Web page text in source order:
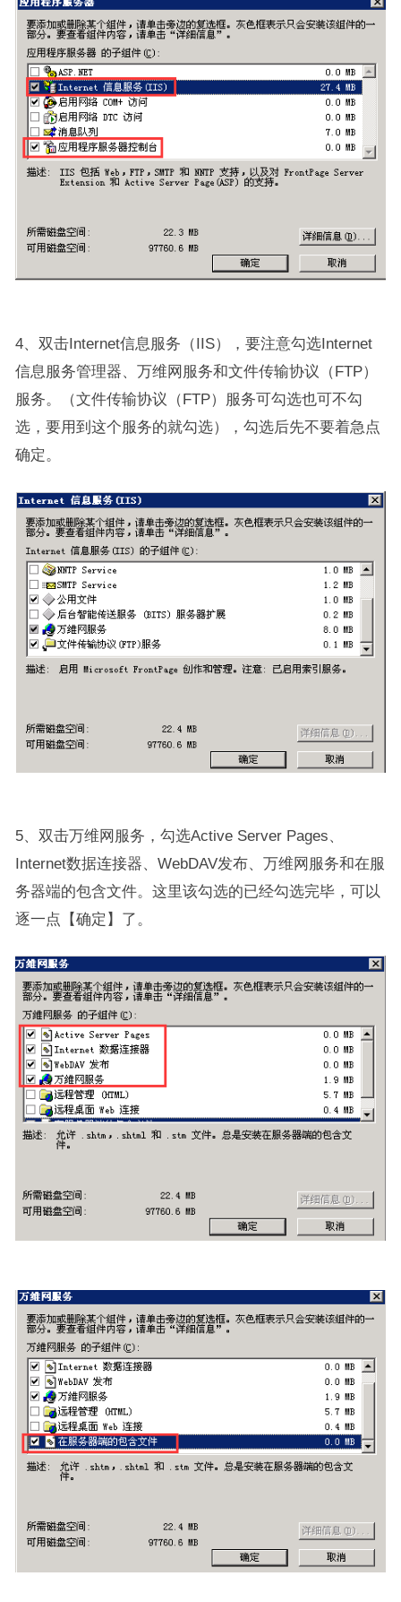
4、双击Internet信息服务（IIS），要注意勾选Internet
信息服务管理器、万维网服务和文件传输协议（FTP）
服务。（文件传输协议（FTP）服务可勾选也可不勾
选，要用到这个服务的就勾选），勾选后先不要着急点
确定。
5、双击万维网服务，勾选Active Server Pages、
Internet数据连接器、WebDAV发布、万维网服务和在服
务器端的包含文件。这里该勾选的已经勾选完毕，可以
逐一点【确定】了。